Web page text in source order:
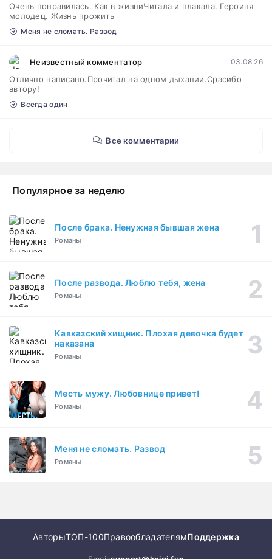
Очень понравилась. Как в жизниЧитала и плакала. Героиня
молодец. Жизнь прожить
Меня не сломать. Развод
Неизвестный комментатор 03.08.26
Отлично написано.Прочитал на одном дыхании.Срасибо
автору!
Всегда один
Все комментарии
Популярное за неделю
После брака. Ненужная бывшая жена
Романы
После развода. Люблю тебя, жена
Романы
Кавказский хищник. Плохая девочка будет
наказана
Романы
Месть мужу. Любовнице привет!
Романы
Меня не сломать. Развод
Романы
АвторыТОП-100ПравообладателямПоддержка